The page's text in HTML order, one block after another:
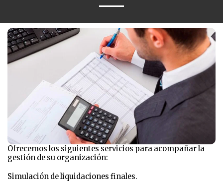
Ofrecemos los siguientes servicios para acompañar la
gestión de su organización:
Simulación de liquidaciones finales.